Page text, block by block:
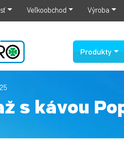
Veľkoobchod Výroba
Produkty
s kávou